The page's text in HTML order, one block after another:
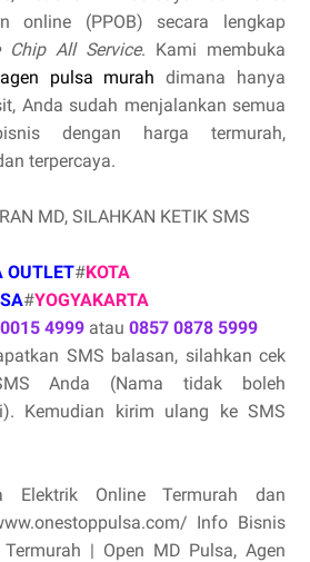
online (PPOB) secara lengkap
Chip All Service. Kami membuka
agen pulsa murah dimana hanya
Anda sudah menjalankan semua
dengan harga termurah,
terpercaya.
MD, SILAHKAN KETIK SMS
OUTLET#KOTA
#YOGYAKARTA
4999 atau 0857 0878 5999
SMS balasan, silahkan cek
Anda (Nama tidak boleh
Kemudian kirim ulang ke SMS
Elektrik Online Termurah dan
Info Bisnis
| Open MD Pulsa, Agen